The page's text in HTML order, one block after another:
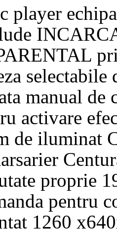
player
selectabile
manual de
activare
de iluminat
proprie
pentru
1260